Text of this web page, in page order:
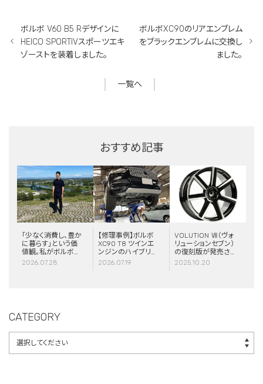
ボルボ V60 B5 Rデザインに
HEICO SPORTIVスポーツエキ
ゾーストを装着しました。
一覧へ
ボルボXC90のリアエンブレム
をブラックエンブレムに交換し
ました。
おすすめ記事
「少なく消費し、豊か
に暮らす」という価
値観。私がボルボと
スウェーデンに惹か
2026.07.28
【修理事例】ボルボ
XC90 T8 ツインエ
ンジンのハイブリッ
ドシステム故障・
2026.07.19
VOLUTION Ⅶ（ヴォ
リューションセブン）
の復刻版が発売さ
れました！
2025.10.20
CATEGORY